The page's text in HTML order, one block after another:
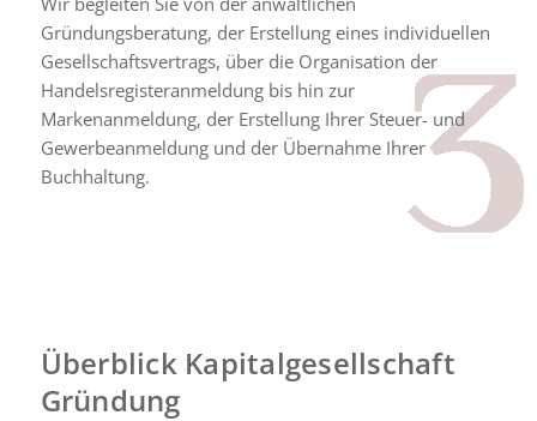
Gründungsberatung, der Erstellung eines individuellen
Gesellschaftsvertrags, über die Organisation der
Handelsregisteranmeldung bis hin zur
Markenanmeldung, der Erstellung Ihrer Steuer- und
Gewerbeanmeldung und der Übernahme Ihrer
Buchhaltung.
Überblick Kapitalgesellschaft
Gründung